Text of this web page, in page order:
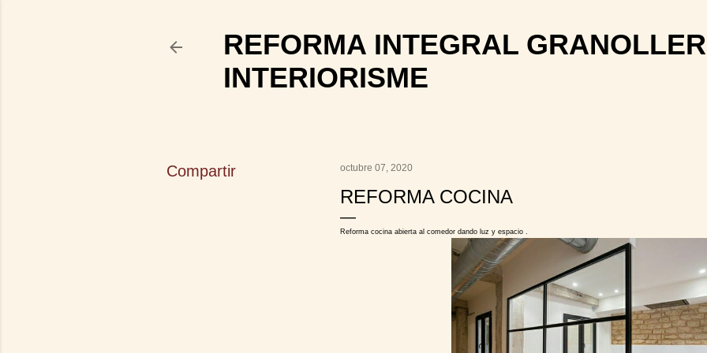
REFORMA INTEGRAL
INTERIORISME
Compartir octubre 07, 2020
REFORMA COCINA
Reforma cocina abierta al comedor dando luz y espacio .